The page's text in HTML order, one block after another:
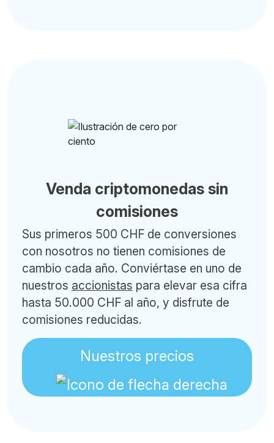
Venda criptomonedas sin
comisiones
Sus primeros 500 CHF de conversiones
con nosotros no tienen comisiones de
cambio cada año. Conviértase en uno de
nuestros accionistas para elevar esa cifra
hasta 50.000 CHF al año, y disfrute de
comisiones reducidas.
Nuestros precios